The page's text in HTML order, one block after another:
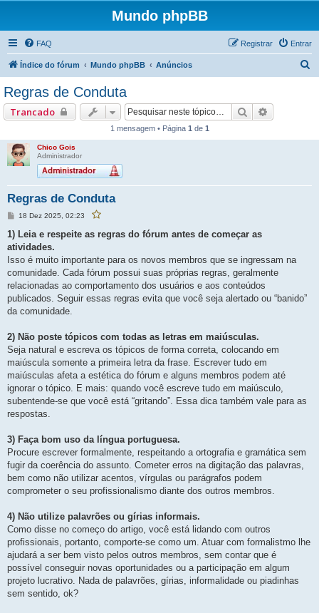
Mundo phpBB
FAQ Entrar
Registrar
Índice do fórum Mundo phpBB Anúncios
a
Regras de Conduta
Trancado Pesquisar
1 mensagem • Página 1 de 1
Chico Gois
Administrador
Regras de Conduta
M
n
a
g
m
18 Dez 2025, 02:23
F
v
o
t
r
s
t
a
a
e
m
1) Leia e respeite as regras do fórum antes de começar as
atividades.
Isso é muito importante para os novos membros que se ingressam na
comunidade. Cada fórum possui suas próprias regras, geralmente
relacionadas ao comportamento dos usuários e aos conteúdos
publicados. Seguir essas regras evita que você seja alertado ou “banido”
da comunidade.
2) Não poste tópicos com todas as letras em maiúsculas.
Seja natural e escreva os tópicos de forma correta, colocando em
maiúscula somente a primeira letra da frase. Escrever tudo em
maiúsculas afeta a estética do fórum e alguns membros podem até
ignorar o tópico. E mais: quando você escreve tudo em maiúsculo,
subentende-se que você está “gritando”. Essa dica também vale para as
respostas.
3) Faça bom uso da língua portuguesa.
Procure escrever formalmente, respeitando a ortografia e gramática sem
fugir da coerência do assunto. Cometer erros na digitação das palavras,
bem como não utilizar acentos, vírgulas ou parágrafos podem
comprometer o seu profissionalismo diante dos outros membros.
4) Não utilize palavrões ou gírias informais.
Como disse no começo do artigo, você está lidando com outros
profissionais, portanto, comporte-se como um. Atuar com formalistmo lhe
ajudará a ser bem visto pelos outros membros, sem contar que é
possível conseguir novas oportunidades ou a participação em algum
projeto lucrativo. Nada de palavrões, gírias, informalidade ou piadinhas
sem sentido, ok?